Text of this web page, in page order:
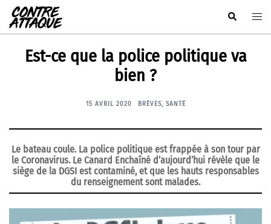
Aller
au
contenu
Rechercher
Est-ce que la police politique va
bien ?
15 AVRIL 2020 BRÈVES, SANTÉ
Le bateau coule. La police politique est frappée à son tour par
le Coronavirus. Le Canard Enchaîné d’aujourd’hui révèle que le
siège de la DGSI est contaminé, et que les hauts responsables
du renseignement sont malades.